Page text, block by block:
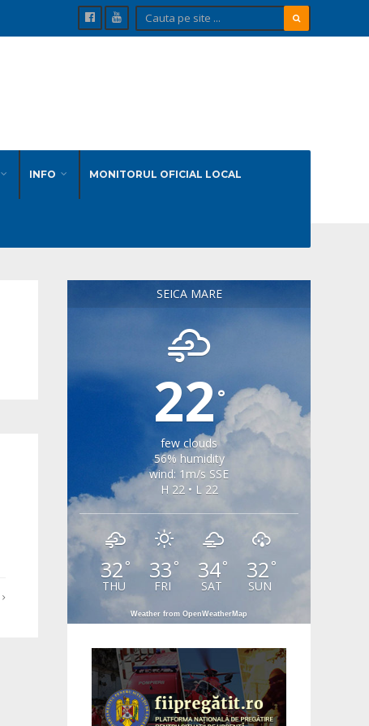
INFO MONITORUL OFICIAL LOCAL
SEICA MARE
22°
few clouds
56% humidity
wind: 1m/s SSE
H 22 • L 22
32 °
THU
33 °
FRI
34°
SAT
32 °
SUN
Weather from OpenWeatherMap